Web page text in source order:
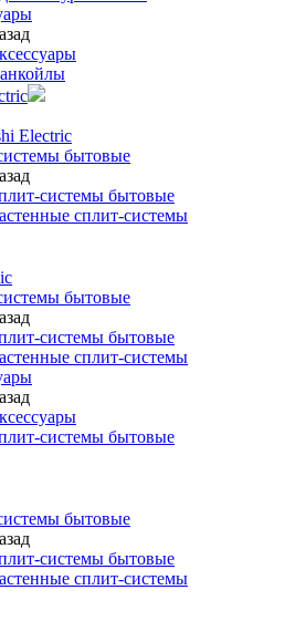
Electric
бытовые
системы бытовые
сплит-системы
бытовые
системы бытовые
сплит-системы
системы бытовые
бытовые
системы бытовые
сплит-системы